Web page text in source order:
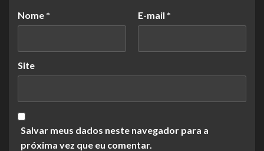
Nome * E-mail *
Site
Salvar meus dados neste navegador para a
próxima vez que eu comentar.